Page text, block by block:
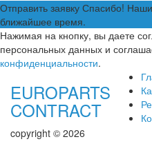
Отправить заявку Спасибо!
ближайшее время.
Нажимая на кнопку, вы даете
персональных данных и
конфиденциальности.
EUROPARTS
CONTRACT
copyright © 2026